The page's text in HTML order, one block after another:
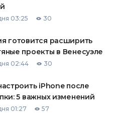
ПО
ПОЛИСЫ
КОМПАНИИ
О СТРАХОВЫХ
03:25 30
готовится расширить
проекты в Венесуэле
02:44 30
iPhone после
5 важных изменений
01:27 57